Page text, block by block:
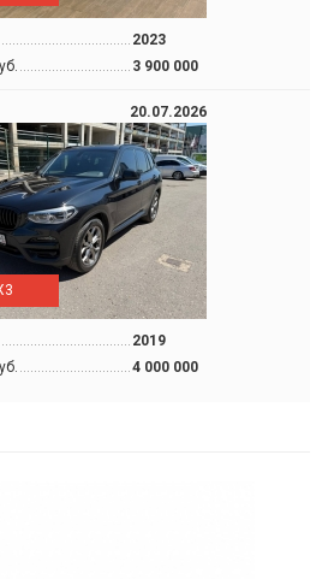
2023
3 900 000
20.07.2026
2019
4 000 000